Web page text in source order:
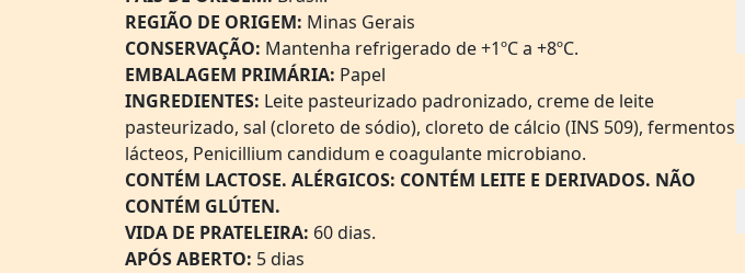
REGIÃO DE ORIGEM: Minas Gerais
CONSERVAÇÃO: Mantenha refrigerado de +1ºC a +8ºC.
EMBALAGEM PRIMÁRIA: Papel
INGREDIENTES: Leite pasteurizado padronizado, creme de leite
pasteurizado, sal (cloreto de sódio), cloreto de cálcio (INS 509), fermentos
lácteos, Penicillium candidum e coagulante microbiano.
CONTÉM LACTOSE. ALÉRGICOS: CONTÉM LEITE E DERIVADOS. NÃO
CONTÉM GLÚTEN.
VIDA DE PRATELEIRA: 60 dias.
APÓS ABERTO: 5 dias